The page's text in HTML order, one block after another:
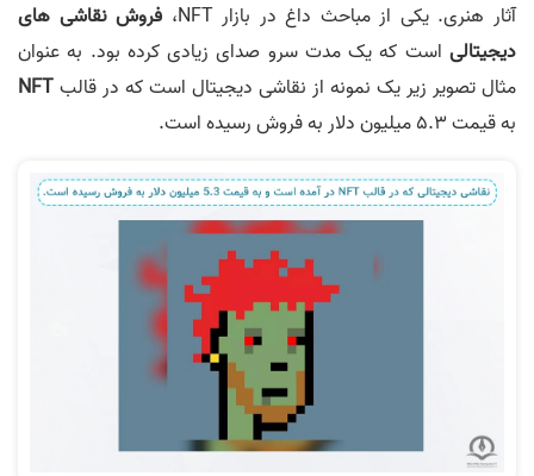
آثار هنری. یکی از مباحث داغ در بازار NFT،
فروش نقاشی های
دیجیتالی است که یک مدت سرو صدای زیادی کرده بود. به عنوان
مثال تصویر زیر یک نمونه از نقاشی دیجیتال است که در قالبNFT
به قیمت 5.3 میلیون دلار به فروش رسیده است.